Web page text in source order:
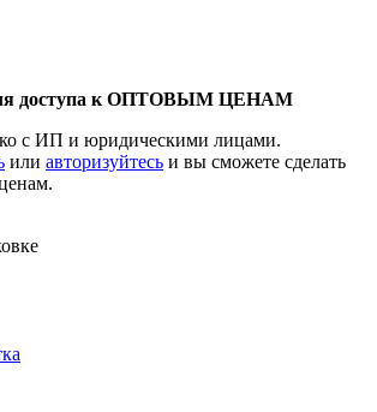
доступа к ОПТОВЫМ ЦЕНАМ
с ИП и юридическими лицами.
или авторизуйтесь и вы сможете сделать